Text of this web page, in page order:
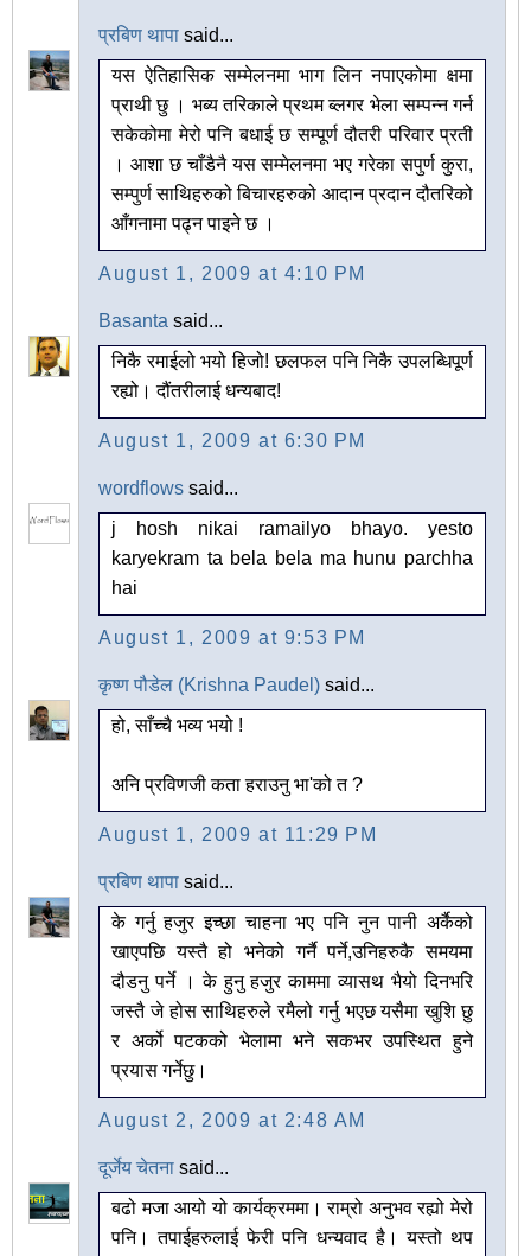
प्रबिण थापा said...
यस ऐतिहासिक सम्मेलनमा भाग लिन नपाएकोमा क्षमा
प्राथी छु । भब्य तरिकाले प्रथम ब्लगर भेला सम्पन्न गर्न
सकेकोमा मेरो पनि बधाई छ सम्पूर्ण दौतरी परिवार प्रती
। आशा छ चाँडैनै यस सम्मेलनमा भए गरेका सपुर्ण कुरा,
सम्पुर्ण साथिहरुको बिचारहरुको आदान प्रदान दौतरिको
आँगनामा पढ्न पाइने छ ।
August 1, 2009 at 4:10 PM
Basanta said...
निकै रमाईलो भयो हिजो! छलफल पनि निकै उपलब्धिपूर्ण
रह्यो। दौंतरीलाई धन्यबाद!
August 1, 2009 at 6:30 PM
wordflows said...
j hosh nikai ramailyo bhayo. yesto
karyekram ta bela bela ma hunu parchha
hai
August 1, 2009 at 9:53 PM
कृष्ण पौडेल (Krishna Paudel) said...
हो, साँच्चै भव्य भयो !
अनि प्रविणजी कता हराउनु भा'को त ?
August 1, 2009 at 11:29 PM
प्रबिण थापा said...
के गर्नु हजुर इच्छा चाहना भए पनि नुन पानी अर्कैको
खाएपछि यस्तै हो भनेको गर्नै पर्ने,उनिहरुकै समयमा
दौडनु पर्ने । के हुनु हजुर काममा व्यासथ भैयो दिनभरि
जस्तै जे होस साथिहरुले रमैलो गर्नु भएछ यसैमा खुशि छु
र अर्को पटकको भेलामा भने सकभर उपस्थित हुने
प्रयास गर्नेछु।
August 2, 2009 at 2:48 AM
दूर्जेय चेतना said...
बढो मजा आयो यो कार्यक्रममा। राम्रो अनुभव रह्यो मेरो
पनि। तपाईहरुलाई फेरी पनि धन्यवाद है। यस्तो थप